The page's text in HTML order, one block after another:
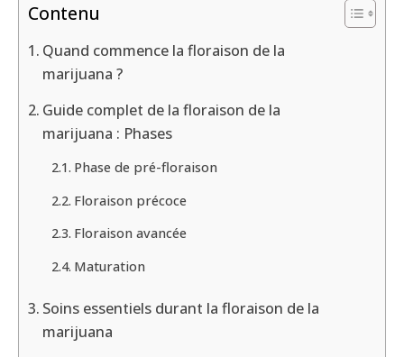
Contenu
Quand commence la floraison de la
marijuana ?
Guide complet de la floraison de la
marijuana : Phases
Phase de pré-floraison
Floraison précoce
Floraison avancée
Maturation
Soins essentiels durant la floraison de la
marijuana